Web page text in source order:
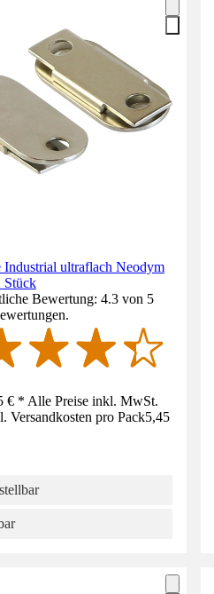
Industrial ultraflach Neodym
Stück
Bewertung: 4.3 von 5
€ * Alle Preise inkl. MwSt.
Versandkosten pro Pack5,45